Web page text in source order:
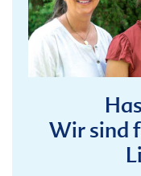
Wir sind